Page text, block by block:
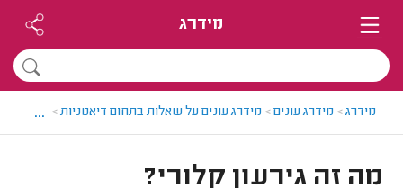
מידרג
מידרג> מידרג עונים> מידרג עונים על שאלות בתחום דיאטניות> מה זה
...
מה זה גירעון קלורי?